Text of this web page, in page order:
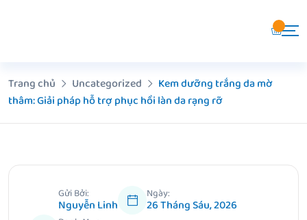
Trang chủ
Uncategorized
Kem dưỡng trắng da mờ
thâm: Giải pháp hỗ trợ phục hồi làn da rạng rỡ
Gửi Bởi:
Nguyễn Linh
Ngày:
26 Tháng Sáu, 2026